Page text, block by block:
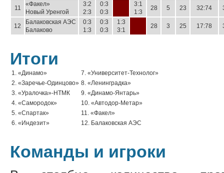
11
«Факел»
Новый Уренгой
3:2
2:3
0:3
0:3
3:1
1:3
28 5 23 32:74
12
Балаковская АЭС
Балаково
0:3
1:3
0:3
0:3
1:3
3:1
28 3 25 17:78
Итоги
1. «Динамо»
7. «Университет-Технолог»
2. «Заречье-Одинцово» 8. «Ленинградка»
3. «Уралочка»-НТМК
9. «Динамо-Янтарь»
4. «Самородок»
10. «Автодор-Метар»
5. «Спартак»
11. «Факел»
6. «Индезит»
12. Балаковская АЭС
Команды и игроки